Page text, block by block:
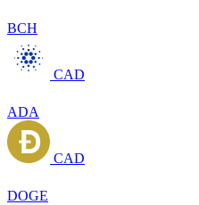
BCH
CAD
ADA
CAD
DOGE